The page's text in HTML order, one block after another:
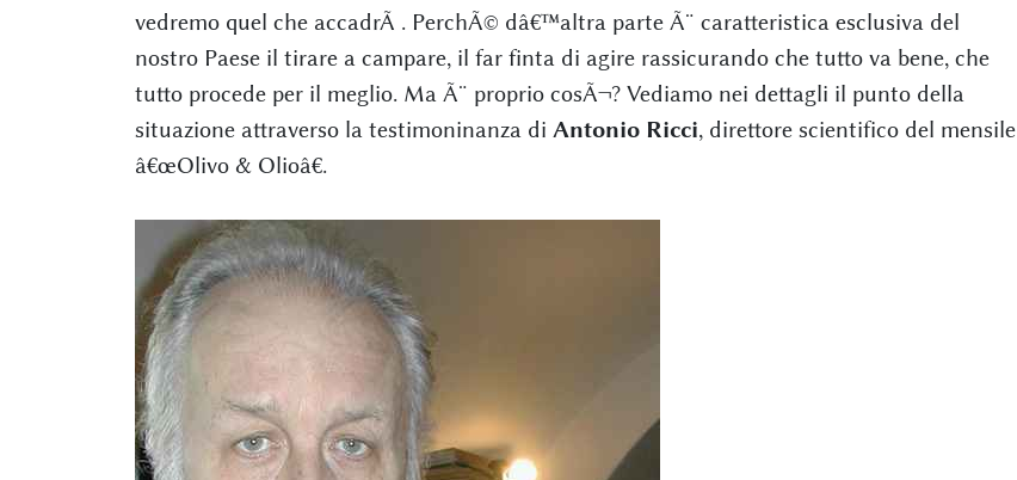
vedremo quel che accadrÃ . PerchÃ© dâ€™altra parte Ã¨ caratteristica esclusiva del
nostro Paese il tirare a campare, il far finta di agire rassicurando che tutto va bene, che
tutto procede per il meglio. Ma Ã¨ proprio cosÃ¬? Vediamo nei dettagli il punto della
situazione attraverso la testimoninanza di Antonio Ricci, direttore scientifico del mensile
â€œOlivo & Olioâ€.